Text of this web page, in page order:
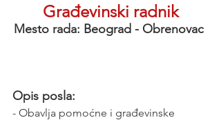
Građevinski radnik
Mesto rada: Beograd - Obrenovac
Opis posla:
- Obavlja pomoćne i građevinske